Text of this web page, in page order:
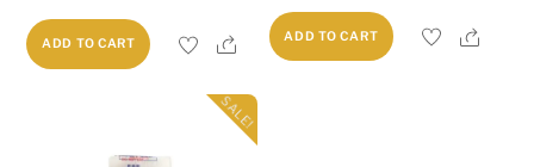
price
was:
is:
ADD TO CART ShareADD TO CART Share
SALE!